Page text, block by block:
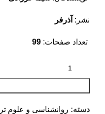
نشر: آذرفر
تعداد صفحات:
دسته: روانشناسی و علوم